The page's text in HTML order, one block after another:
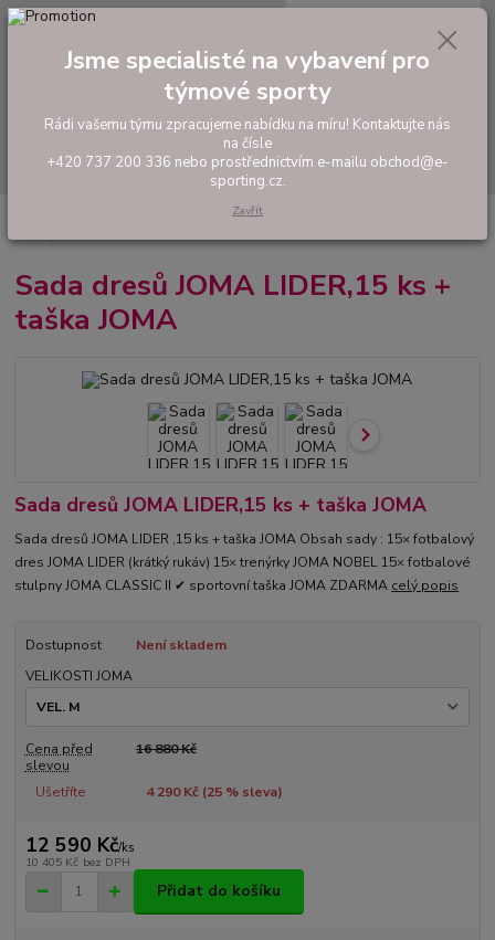
Hledat
tel: +420 737 200 336
0,00 Kč
Akční sady dresů
LIDER,15 ks + taška JOMA
Sada dresů JOMA LIDER,15 ks +
taška JOMA
Sada dresů JOMA LIDER,15 ks + taška JOMA
Sada dresů JOMA LIDER ,15 ks + taška JOMA Obsah sady : 15× fotbalový
dres JOMA LIDER (krátký rukáv) 15× trenýrky JOMA NOBEL 15× fotbalové
stulpny JOMA CLASSIC II ✔ sportovní taška JOMA ZDARMA celý popis
Dostupnost
Není skladem
VELIKOSTI JOMA
Cena před
slevou
16 880 Kč
Ušetříte 4 290 Kč (25% sleva)
12 590 Kč/ks
10 405 Kč bez DPH
Přidat do košíku
Jsme specialisté na vybavení pro
týmové sporty
Rádi vašemu týmu zpracujeme nabídku na míru! Kontaktujte nás
na čísle
+420 737 200 336 nebo prostřednictvím e-mailu obchod@e-
sporting.cz.
Zavřít